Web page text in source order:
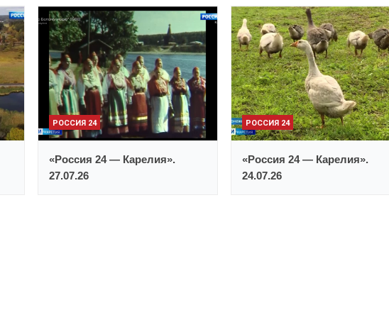
РОССИЯ 24
«Россия 24 — Карелия».
27.07.26
РОССИЯ 24
«Россия 24 — Карелия».
24.07.26